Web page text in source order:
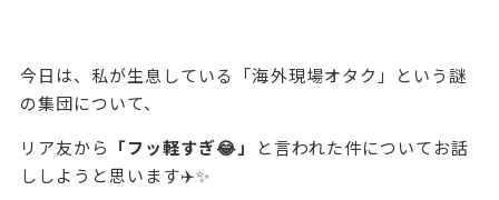
今日は、私が生息している「海外現場オタク」という謎
の集団について、
リア友から 「フッ軽すぎ😂」
と言われた件についてお話
ししようと思います✈️✨